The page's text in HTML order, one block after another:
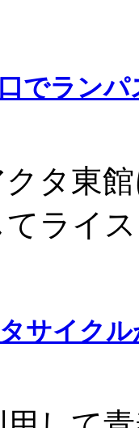
でラン
タ東
ライ
サイク